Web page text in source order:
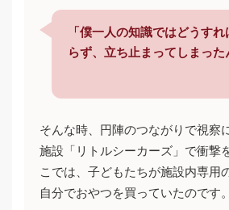
「僕一人の知識ではどうす
らず、立ち止まってしまった
そんな時、円陣のつながりで視察
施設「リトルシーカーズ」で衝撃
こでは、子どもたちが施設内専用
自分でおやつを買っていたのです。